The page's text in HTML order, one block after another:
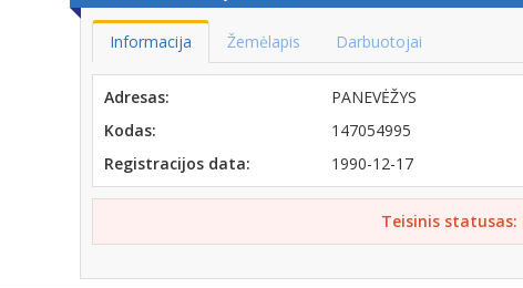
Informacija Žemėlapis Darbuotojai
Adresas:
PANEVĖŽYS
Kodas:
147054995
Registracijos data:
1990-12-17
Teisinis statusas: